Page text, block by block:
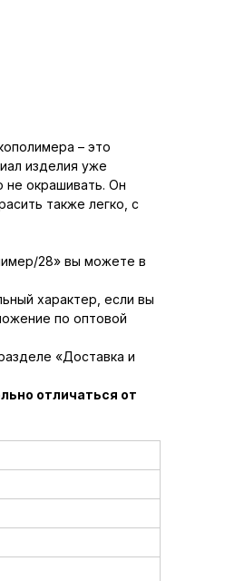
– это
изделия уже
не окрашивать. Он
также легко, с
28» вы можете в
характер, если вы
по оптовой
«Доставка и
отличаться от